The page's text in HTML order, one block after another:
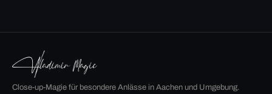
Close-up-Magie für besondere Anlässe in Aachen und Umgebung.